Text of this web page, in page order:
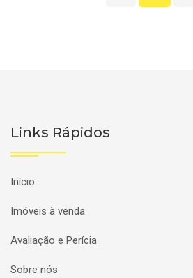
Links Rápidos
Início
Imóveis à venda
Avaliação e Perícia
Sobre nós